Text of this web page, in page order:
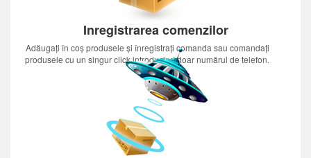
Inregistrarea comenzilor
Adăugați în coș produsele și înregistrați comanda sau comandați
produsele cu un singur click introducînd doar numărul de telefon.